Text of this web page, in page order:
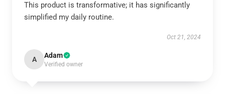
This product is transformative; it has significantly
simplified my daily routine.
Oct 21, 2024
A Adam
Verified owner